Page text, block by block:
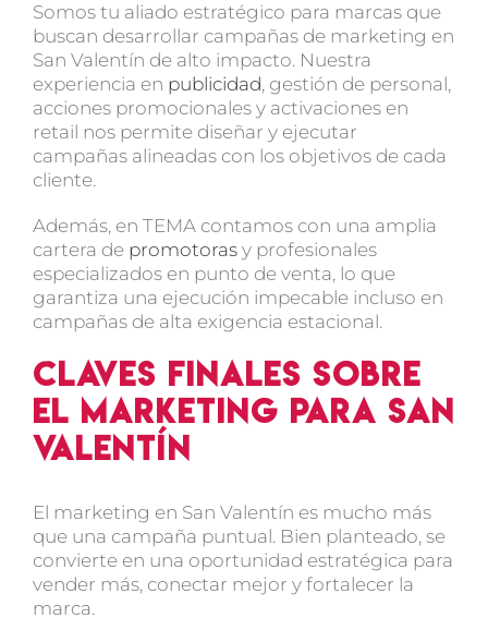
Somos tu aliado estratégico para marcas que
buscan desarrollar campañas de marketing en
San Valentín de alto impacto. Nuestra
experiencia en publicidad, gestión de personal,
acciones promocionales y activaciones en
retail nos permite diseñar y ejecutar
campañas alineadas con los objetivos de cada
cliente.
Además, en TEMA contamos con una amplia
cartera de promotorasy profesionales
especializados en punto de venta, lo que
garantiza una ejecución impecable incluso en
campañas de alta exigencia estacional.
Claves finales sobre
el marketing para San
Valentín
El marketing en San Valentín es mucho más
que una campaña puntual. Bien planteado, se
convierte en una oportunidad estratégica para
vender más, conectar mejor y fortalecer la
marca.